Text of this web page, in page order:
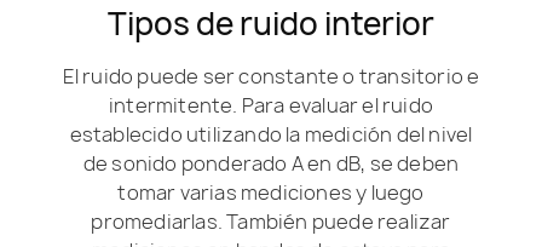
Tipos de ruido interior
El ruido puede ser constante o transitorio e
intermitente. Para evaluar el ruido
establecido utilizando la medición del nivel
de sonido ponderado A en dB, se deben
tomar varias mediciones y luego
promediarlas. También puede realizar